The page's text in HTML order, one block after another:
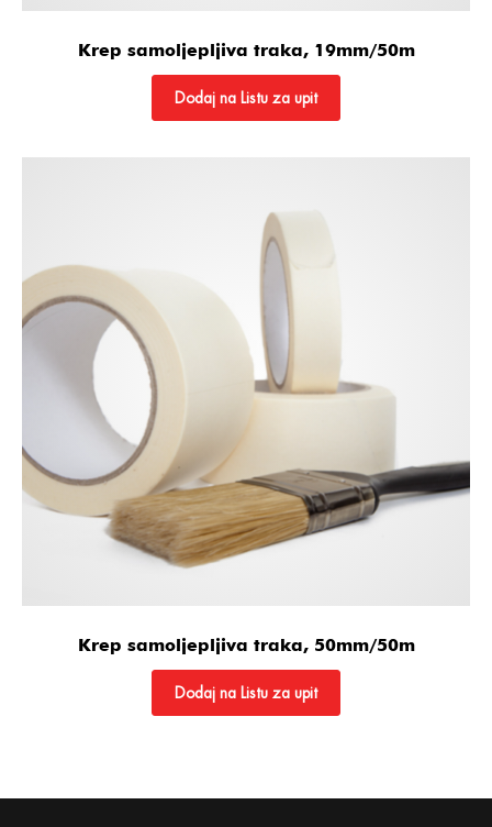
Krep samoljepljiva traka, 19mm/50m
Dodaj na Listu za upit
Krep samoljepljiva traka, 50mm/50m
Dodaj na Listu za upit